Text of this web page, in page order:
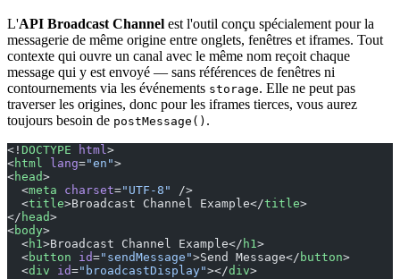
L'API Broadcast Channel est l'outil conçu spécialement pour la
messagerie de même origine entre onglets, fenêtres et iframes. Tout
contexte qui ouvre un canal avec le même nom reçoit chaque
message qui y est envoyé — sans références de fenêtres ni
contournements via les événements storage. Elle ne peut pas
traverser les origines, donc pour les iframes tierces, vous aurez
toujours besoin de postMessage() .
<! DOCTYPE html>
<html lang="en">
<head>
  <
meta charset="UTF-8"
/>
  <
title>Broadcast Channel Example</title>
</ head>
<body>
  <
h1>Broadcast Channel Example</ h1>
  <
button id="sendMessage">Send Message</ button>
  <
div id="broadcastDisplay"></div>